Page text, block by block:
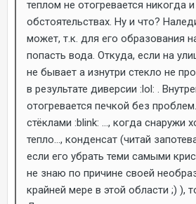
теплом не отогревается никогда
обстоятельствах. Ну и что?
может, т.к. для его образования
попасть вода. Откуда, если на
не бывает а изнутри стекло не
в результате диверсии :lol: .
отогревается печкой без
стёклами :blink: ..., когда снаружи
тепло..., конденсат (читай
если его убрать теми самыми
не знаю по причине своей
крайней мере в этой области ;) ),